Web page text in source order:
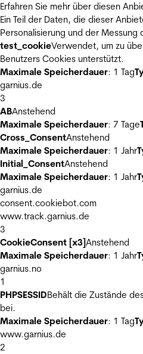
Erfahren Sie mehr über diesen
Ein Teil der Daten, die dieser
Personalisierung und der
test_cookieVerwendet, um zu
Benutzers Cookies unterstützt.
Maximale Speicherdauer: 1 Tag
garnius.de
3
ABAnstehend
Maximale Speicherdauer: 7 Tage
Cross_ConsentAnstehend
Maximale Speicherdauer: 1 Jahr
Initial_ConsentAnstehend
Maximale Speicherdauer: 1 Jahr
garnius.de
consent.cookiebot.com
www.track.garnius.de
3
CookieConsent [x3]Anstehend
Maximale Speicherdauer: 1 Jahr
garnius.no
1
PHPSESSIDBehält die Zustände
bei.
Maximale Speicherdauer: 1 Tag
www.garnius.de
2